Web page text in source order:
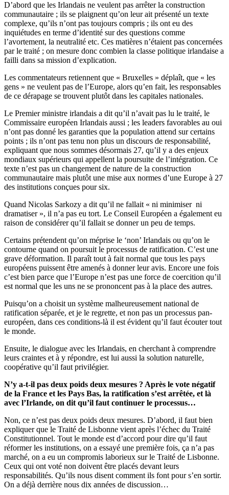
D’abord que les Irlandais ne veulent pas arrêter la construction
communautaire ; ils se plaignent qu’on leur ait présenté un texte
complexe, qu’ils n’ont pas toujours compris ; ils ont eu des
inquiétudes en terme d’identité sur des questions comme
l’avortement, la neutralité etc. Ces matières n’étaient pas concernées
par le traité ; on mesure donc combien la classe politique irlandaise a
failli dans sa mission d’explication.
Les commentateurs retiennent que « Bruxelles » déplaît, que « les
gens » ne veulent pas de l’Europe, alors qu’en fait, les responsables
de ce dérapage se trouvent plutôt dans les capitales nationales.
Le Premier ministre irlandais a dit qu’il n’avait pas lu le traité, le
Commissaire européen Irlandais aussi ; les leaders favorables au oui
n’ont pas donné les garanties que la population attend sur certains
points ; ils n’ont pas tenu non plus un discours de responsabilité,
expliquant que nous sommes désormais 27, qu’il y a des enjeux
mondiaux supérieurs qui appellent la poursuite de l’intégration. Ce
texte n’est pas un changement de nature de la construction
communautaire mais plutôt une mise aux normes d’une Europe à 27
des institutions conçues pour six.
Quand Nicolas Sarkozy a dit qu’il ne fallait « ni minimiser ni
dramatiser », il n’a pas eu tort. Le Conseil Européen a également eu
raison de considérer qu’il fallait se donner un peu de temps.
Certains prétendent qu’on méprise le ‘non’ Irlandais ou qu’on le
contourne quand on poursuit le processus de ratification. C’est une
grave déformation. Il paraît tout à fait normal que tous les pays
européens puissent être amenés à donner leur avis. Encore une fois
c’est bien parce que l’Europe n’est pas une force de coercition qu’il
est normal que les uns ne se prononcent pas à la place des autres.
Puisqu’on a choisit un système malheureusement national de
ratification séparée, et je le regrette, et non pas un processus pan-
européen, dans ces conditions-là il est évident qu’il faut écouter tout
le monde.
Ensuite, le dialogue avec les Irlandais, en cherchant à comprendre
leurs craintes et à y répondre, est lui aussi la solution naturelle,
coopérative qu’il faut privilégier.
N’y a-t-il pas deux poids deux mesures ? Après le vote négatif
de la France et les Pays Bas, la ratification s’est arrêtée, et là
avec l’Irlande, on dit qu’il faut continuer le processus…
Non, ce n’est pas deux poids deux mesures. D’abord, il faut bien
expliquer que le Traité de Lisbonne vient après l’échec du Traité
Constitutionnel. Tout le monde est d’accord pour dire qu’il faut
réformer les institutions, on a essayé une première fois, ça n’a pas
marché, on a eu un compromis laborieux sur le Traité de Lisbonne.
Ceux qui ont voté non doivent être placés devant leurs
responsabilités. Qu’ils nous disent comment ils font pour s’en sortir.
On a déjà derrière nous dix années de discussion…